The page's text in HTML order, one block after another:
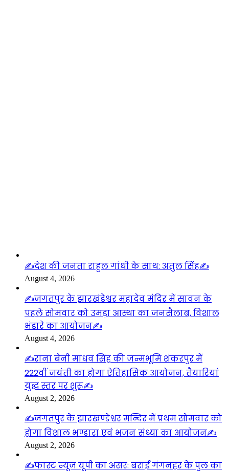
✍️देश की जनता राहुल गांधी के साथ: अतुल सिंह✍️
August 4, 2026
✍️जगतपुर के झारखंडेश्वर महादेव मंदिर में सावन के
पहले सोमवार को उमड़ा आस्था का जनसैलाब, विशाल
भंडारे का आयोजन✍️
August 4, 2026
✍️राना बेनी माधव सिंह की जन्मभूमि शंकरपुर में
222वीं जयंती का होगा ऐतिहासिक आयोजन, तैयारियां
युद्ध स्तर पर शुरू✍️
August 2, 2026
✍️जगतपुर के झारखण्डेश्वर मन्दिर में प्रथम सोमवार को
होगा विशाल भण्डारा एवं भजन संध्या का आयोजन✍️
August 2, 2026
✍️फास्ट न्यूज यूपी का असर: बराई गंगनहर के पुल का